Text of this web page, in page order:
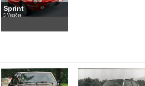
Sprint
5 Versões